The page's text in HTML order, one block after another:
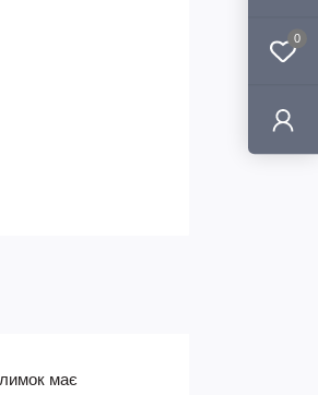
0
має